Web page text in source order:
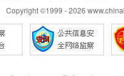
Copyright ©1999 -2026